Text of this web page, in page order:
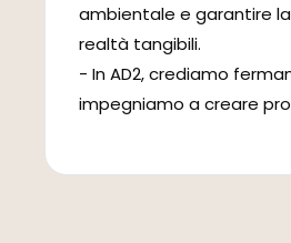
ambientale e garantire
realtà tangibili.
- In AD2, crediamo
impegniamo a creare